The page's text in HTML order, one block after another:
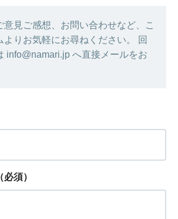
意見ご感想、お問い合わせなど、こ
よりお気軽にお尋ねください。 回
info@namari.jp へ直接メールをお
（必須）